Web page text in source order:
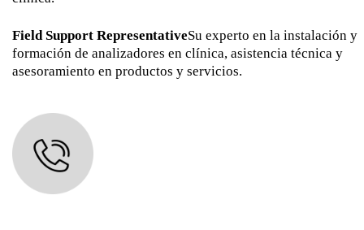
Field Support RepresentativeSu experto en la instalación y
formación de analizadores en clínica, asistencia técnica y
asesoramiento en productos y servicios.